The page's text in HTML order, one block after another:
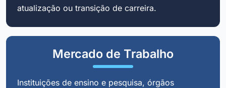
atualização ou transição de carreira.
Mercado de Trabalho
Instituições de ensino e pesquisa, órgãos